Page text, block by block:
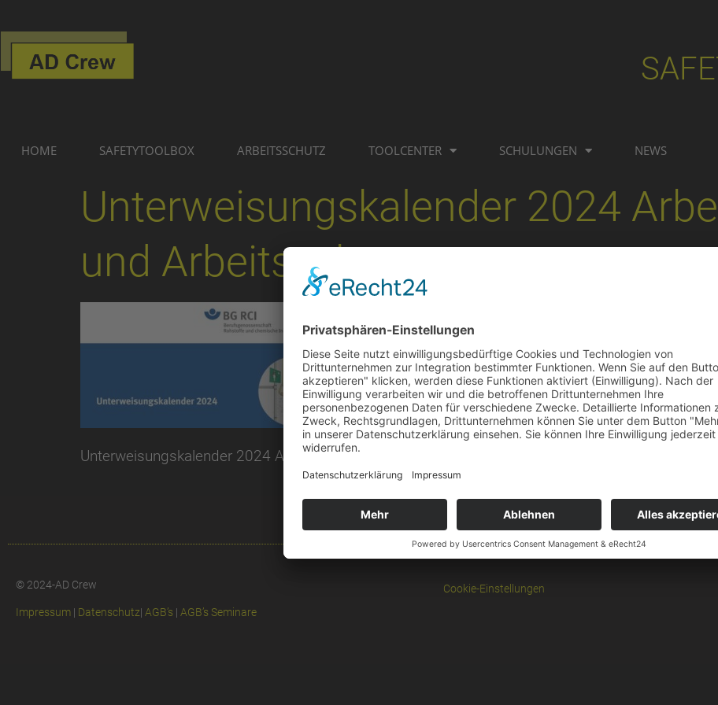
HOME SAFETYTOOLBOX ARBEITSSCHUTZ TOOLCENTER SCHULUNGEN NEWS
Unterweisungskalender 2024
und Arbeitsschutz
Unterweisungskalender 2024 Arbeitssicherheit und Arbeitsschutz
© 2024-AD Crew
Impressum | Datenschutz| AGB’s | AGB’s Seminare
Cookie-Einstellungen